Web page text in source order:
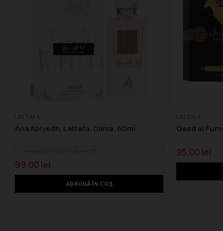
Ana Abiyedh, Lattafa, Dama, 60ml
99,00 lei
ADAUGĂ ÎN COȘ
Qaed al
95,00 lei